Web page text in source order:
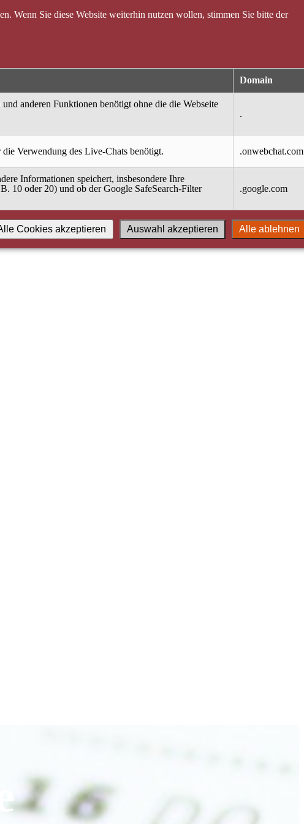
Wenn Sie diese Website weiterhin nutzen wollen, stimmen Sie bitte der
Domain
anderen Funktionen benötigt ohne die die Webseite
.
Verwendung des Live-Chats benötigt. .onwebchat.com
Informationen speichert, insbesondere Ihre
10 oder 20) und ob der Google SafeSearch-Filter
.google.com
Alle ablehnen
Auswahl akzeptieren
Cookies akzeptieren